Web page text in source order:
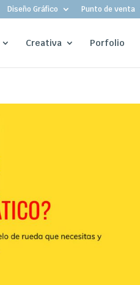
Diseño Gráfico Punto de venta
Creativa Porfolio